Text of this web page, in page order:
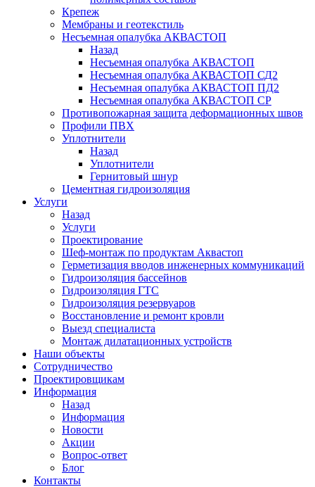
Крепеж
Мембраны и геотекстиль
Несъемная опалубка АКВАСТОП
Назад
Несъемная опалубка АКВАСТОП
Несъемная опалубка АКВАСТОП СД2
Несъемная опалубка АКВАСТОП ПД2
Несъемная опалубка АКВАСТОП СР
Противопожарная защита деформационных швов
Профили ПВХ
Уплотнители
Назад
Уплотнители
Гернитовый шнур
Цементная гидроизоляция
Услуги
Назад
Услуги
Проектирование
Шеф-монтаж по продуктам Аквастоп
Герметизация вводов инженерных коммуникаций
Гидроизоляция бассейнов
Гидроизоляция ГТС
Гидроизоляция резервуаров
Восстановление и ремонт кровли
Выезд специалиста
Монтаж дилатационных устройств
Наши объекты
Сотрудничество
Проектировщикам
Информация
Назад
Информация
Новости
Акции
Вопрос-ответ
Блог
Контакты